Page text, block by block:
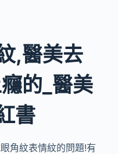
,醫美去
的_醫美
書
角紋表情紋的問題!有